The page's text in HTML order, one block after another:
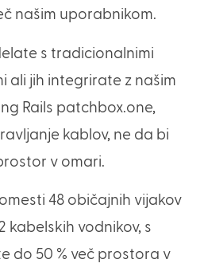
našim uporabnikom.
s tradicionalnimi
ali jih integrirate z našim
Rails patchbox.one,
kablov, ne da bi
v omari.
48 običajnih vijakov
kabelskih vodnikov, s
do 50 % več prostora v